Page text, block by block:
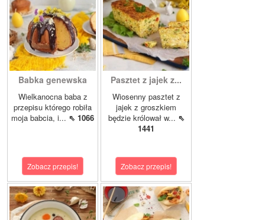
Babka genewska
Wielkanocna baba z
przepisu którego robiła
moja babcia, i... ⇖ 1066
Zobacz przepis!
Pasztet z jajek z...
Wiosenny pasztet z
jajek z groszkiem
będzie królował w... ⇖
1441
Zobacz przepis!